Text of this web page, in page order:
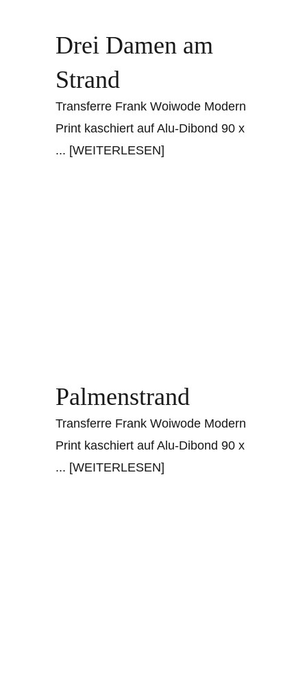
Drei Damen am
Strand
Transferre Frank Woiwode Modern
Print kaschiert auf Alu-Dibond 90 x
... [WEITERLESEN]
Palmenstrand
Transferre Frank Woiwode Modern
Print kaschiert auf Alu-Dibond 90 x
... [WEITERLESEN]